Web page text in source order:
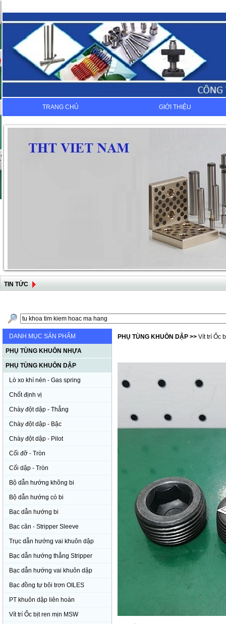
TRANG CHỦ GIỚI THIỆU
TIN TỨC
DANH MỤC SẢN PHẨM
PHỤ TÙNG KHUÔN NHỰA
PHỤ TÙNG KHUÔN DẬP
Lò xo khí nén - Gas spring
Chốt định vị
Chày đột dập - Thẳng
Chày đột dập - Bậc
Chày đột dập - Pilot
Cối đỡ - Tròn
Cối dập - Tròn
Bộ dẫn hướng không bi
Bộ dẫn hướng có bi
Bạc dẫn hướng bi
Bạc căn - Stripper Sleeve
Trục dẫn hướng vai khuôn dập
Bạc dẫn hướng thẳng Stripper
Bạc dẫn hướng vai khuôn dập
Bạc đồng tự bôi trơn OILES
PT khuôn dập liên hoàn
Vít trí Ốc bịt ren mịn MSW
PHỤ TÙNG KHUÔN DẬP >> Vít trí Ốc